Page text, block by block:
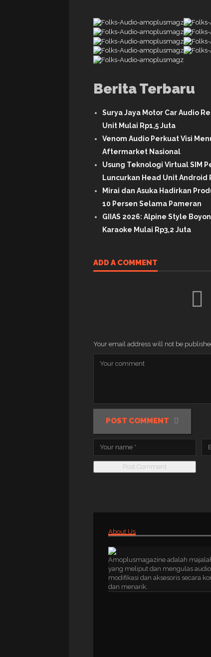
Berita Terbaru
Surya Jaya Motor Car Audio
Unit Mulai Rp1,5 Juta
Venom Audio Perkuat Visi
Aftermarket Nasional
Usung Teknologi Virtual SIM
Luncurkan Head Unit Android
Mirai dan Asuka Hadirkan
10 Persen Selama Pameran
GIIAS 2026: Alpine Style
Karaoke Mulai Rp3,2 Juta
ADD A COMMENT
Your email address will not be
POST COMMENT
About Us
Amoplusmagazine adalah
yang meliput dan mengulas audio
modifikasi dan aksesoris secara
dan menarik.